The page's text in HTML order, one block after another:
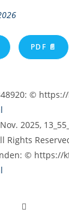
PDF 📄
©
2025,
©